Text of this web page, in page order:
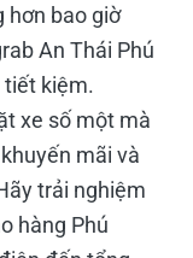
hơn bao giờ
An Thái Phú
tiết kiệm.
xe số một mà
mãi và
trải nghiệm
hàng Phú